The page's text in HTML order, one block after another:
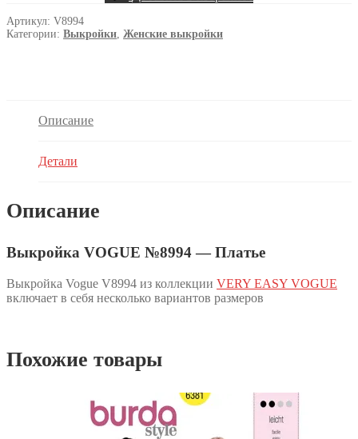
Артикул: V8994
Категории: Выкройки Женские выкройки
Описание
Детали
Описание
Выкройка VOGUE №8994 — Платье
Выкройка Vogue V8994 из коллекции VERY EASY VOGUE
включает в себя несколько вариантов размеров
Похожие товары